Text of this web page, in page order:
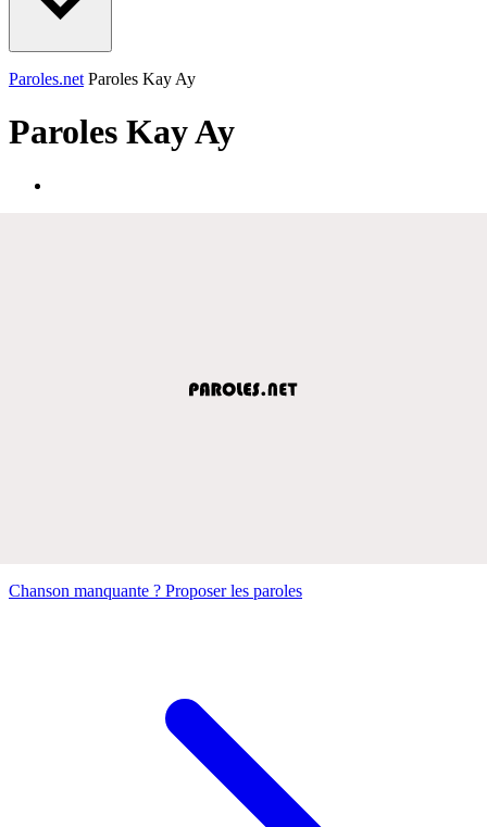
Paroles.net Paroles Kay Ay
Paroles Kay Ay
Chanson manquante ? Proposer les paroles